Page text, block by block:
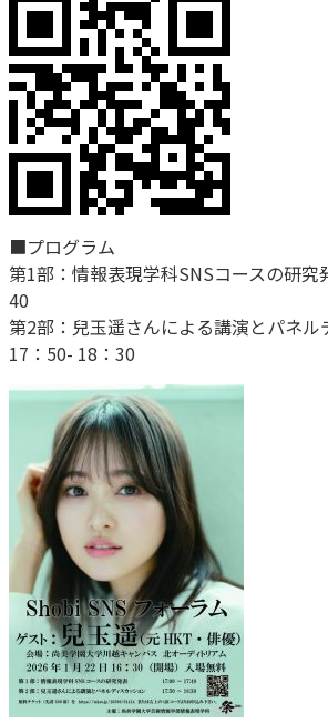
■プログラム
第1部：情報表現学科SNSコースの研
40
第2部：兒玉遥さんによる講演とパネル
17：50- 18：30